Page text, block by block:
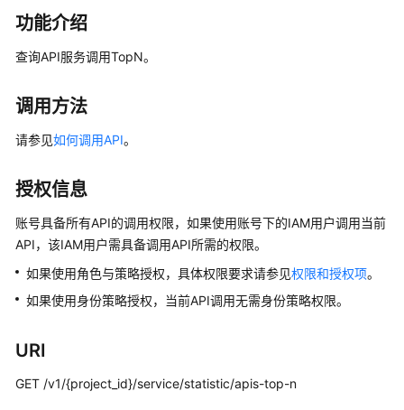
务
告
产
介
数
据
治
理
法
功能介绍
查询API服务调用TopN。
调用方法
请参见如何调用API。
授权信息
账号具备所有API的调用权限，如果使用账号下的IAM用户调用当前
API，该IAM用户需具备调用API所需的权限。
如果使用角色与策略授权，具体权限要求请参见权限和授权项。
如果使用身份策略授权，当前API调用无需身份策略权限。
URI
GET /v1/{project_id}/service/statistic/apis-top-n